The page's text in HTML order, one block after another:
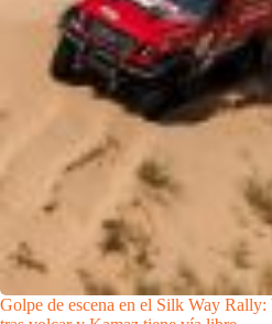
Golpe de escena en el Silk Way Rally: